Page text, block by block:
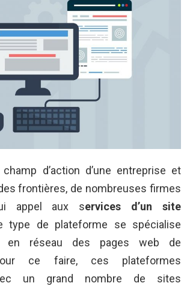
d’action d’une entreprise et
frontières, de nombreuses firmes
appel aux services d’un site
type de plateforme se spécialise
en réseau des pages web de
ce faire, ces plateformes
un grand nombre de sites